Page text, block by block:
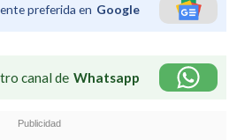
preferida en Google
canal de Whatsapp